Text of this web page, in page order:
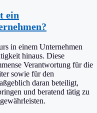
ein
in einem Unternehmen
hinaus. Diese
Verantwortung für die
sowie für den
daran beteiligt,
und beratend tätig zu